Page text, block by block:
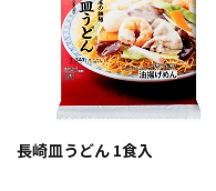
長崎皿うどん 1食入